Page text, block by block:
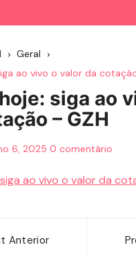
Geral
ao vivo o valor da
siga ao
– GZH
6, 2025 0 comentário
ao vivo o valor da
Anterior